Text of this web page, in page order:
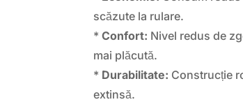
scăzute la rulare.
*Confort: Nivel redus de
mai plăcută.
* Durabilitate: Construcție
extinsă.